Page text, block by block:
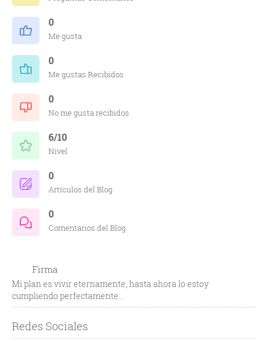
0
Me gusta
0
Me gustas Recibidos
0
No me gusta recibidos
6/10
Nivel
0
Artículos del Blog
0
Comentarios del Blog
Firma
Mi plan es vivir eternamente, hasta ahora lo estoy
cumpliendo perfectamente...
Redes Sociales